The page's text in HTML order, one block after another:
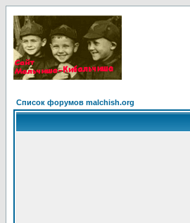
Список форумов malchish.org